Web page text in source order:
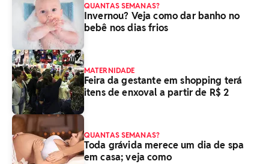
QUANTAS SEMANAS?
Invernou? Veja como dar banho no
bebê nos dias frios
MATERNIDADE
Feira da gestante em shopping terá
itens de enxoval a partir de R$ 2
QUANTAS SEMANAS?
Toda grávida merece um dia de spa
em casa; veja como